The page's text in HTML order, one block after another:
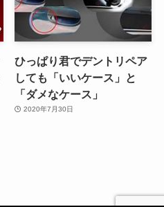
ひっぱり君でデントリペア
しても「いいケース」と
「ダメなケース」
2020年7月30日